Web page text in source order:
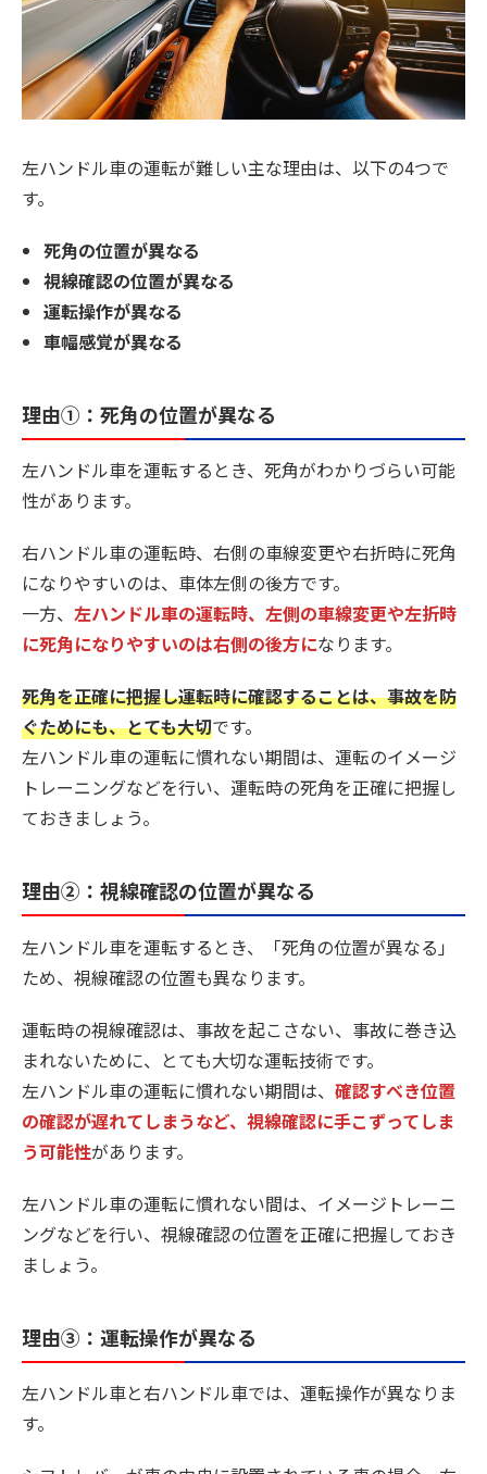
左ハンドル車の運転が難しい主な理由は、以下の4つで
す。
死角の位置が異なる
視線確認の位置が異なる
運転操作が異なる
車幅感覚が異なる
理由①：死角の位置が異なる
左ハンドル車を運転するとき、死角がわかりづらい可能
性があります。
右ハンドル車の運転時、右側の車線変更や右折時に死角
になりやすいのは、車体左側の後方です。
一方、 左ハンドル車の運転時、左側の車線変更や左折時
に死角になりやすいのは右側の後方になります。
死角を正確に把握し運転時に確認することは、事故を防
ぐためにも、とても大切です。
左ハンドル車の運転に慣れない期間は、運転のイメージ
トレーニングなどを行い、運転時の死角を正確に把握し
ておきましょう。
理由②：視線確認の位置が異なる
左ハンドル車を運転するとき、「死角の位置が異なる」
ため、視線確認の位置も異なります。
運転時の視線確認は、事故を起こさない、事故に巻き込
まれないために、とても大切な運転技術です。
左ハンドル車の運転に慣れない期間は、 確認すべき位置
の確認が遅れてしまうなど、視線確認に手こずってしま
う可能性があります。
左ハンドル車の運転に慣れない間は、イメージトレーニ
ングなどを行い、視線確認の位置を正確に把握しておき
ましょう。
理由③：運転操作が異なる
左ハンドル車と右ハンドル車では、運転操作が異なりま
す。